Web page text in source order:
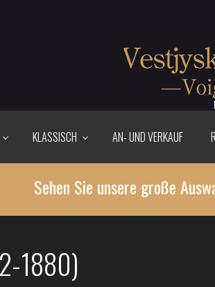
KLASSISCH AN- UND VERKAUF
Sehen Sie unsere große
1880)